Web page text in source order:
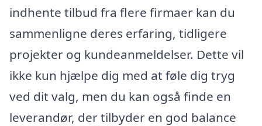
indhente tilbud fra flere firmaer kan du
sammenligne deres erfaring, tidligere
projekter og kundeanmeldelser. Dette vil
ikke kun hjælpe dig med at føle dig tryg
ved dit valg, men du kan også finde en
leverandør, der tilbyder en god balance